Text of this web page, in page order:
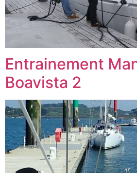
Entrainement
Boavista 2